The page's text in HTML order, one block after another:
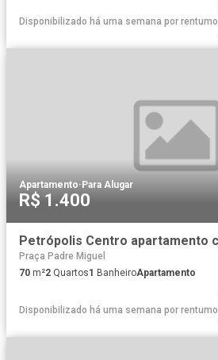
Disponibilizado há uma semana por rentumo
Apartamento· Para Alugar
R$ 1.400
Praça Padre Miguel
70 m²2 Quartos1 BanheiroApartamento
Disponibilizado há uma semana por rentumo